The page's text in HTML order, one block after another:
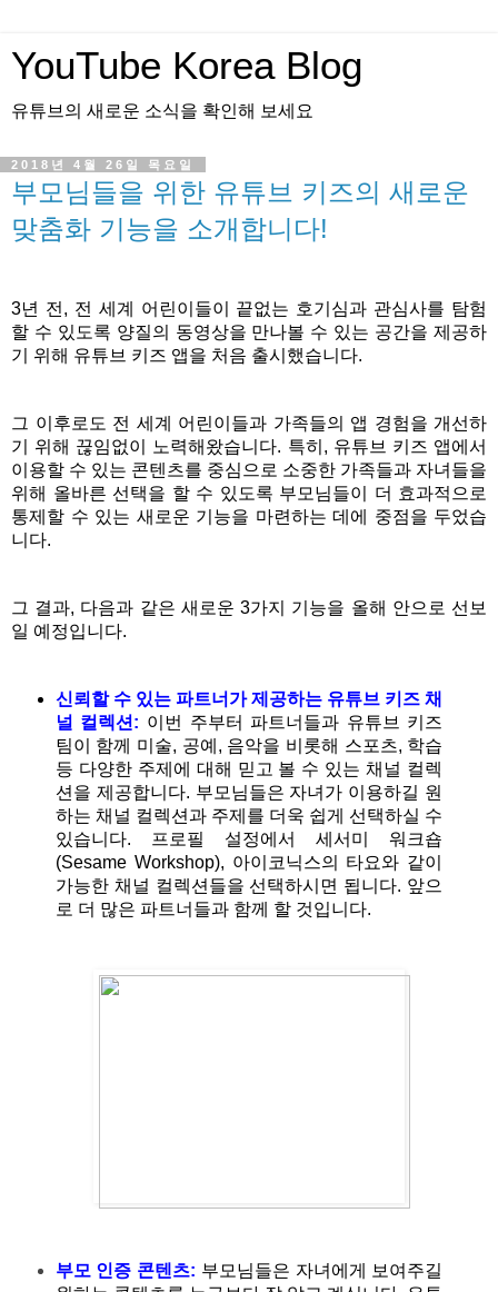
YouTube Korea Blog
유튜브의 새로운 소식을 확인해 보세요
2018년 4월 26일 목요일
부모님들을 위한 유튜브 키즈의 새로운
맞춤화 기능을 소개합니다!
3년 전, 전 세계 어린이들이 끝없는 호기심과 관심사를 탐험
할 수 있도록 양질의 동영상을 만나볼 수 있는 공간을 제공하
기 위해 유튜브 키즈 앱을 처음 출시했습니다.
그 이후로도 전 세계 어린이들과 가족들의 앱 경험을 개선하
기 위해 끊임없이 노력해왔습니다. 특히, 유튜브 키즈 앱에서
이용할 수 있는 콘텐츠를 중심으로 소중한 가족들과 자녀들을
위해 올바른 선택을 할 수 있도록 부모님들이 더 효과적으로
통제할 수 있는 새로운 기능을 마련하는 데에 중점을 두었습
니다.
그 결과, 다음과 같은 새로운 3가지 기능을 올해 안으로 선보
일 예정입니다.
신뢰할 수 있는 파트너가 제공하는 유튜브 키즈 채
널 컬렉션: 이번 주부터 파트너들과 유튜브 키즈
팀이 함께 미술, 공예, 음악을 비롯해 스포츠, 학습
등 다양한 주제에 대해 믿고 볼 수 있는 채널 컬렉
션을 제공합니다. 부모님들은 자녀가 이용하길 원
하는 채널 컬렉션과 주제를 더욱 쉽게 선택하실 수
있습니다. 프로필 설정에서 세서미 워크숍
(Sesame Workshop), 아이코닉스의 타요와 같이
가능한 채널 컬렉션들을 선택하시면 됩니다. 앞으
로 더 많은 파트너들과 함께 할 것입니다.
부모 인증 콘텐츠: 부모님들은 자녀에게 보여주길